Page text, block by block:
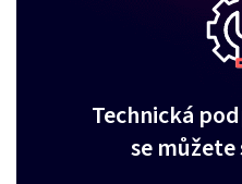
Technická
se